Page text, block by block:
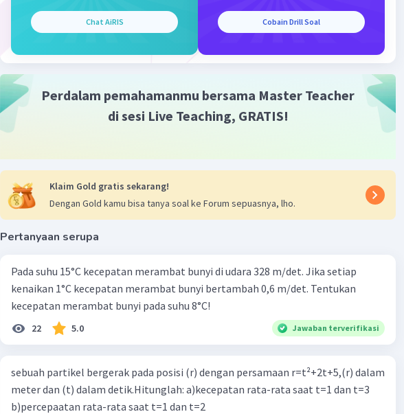
tekanan - semakin banyak udara di atas kita, semakin besar
tekanannya. Tekanan ini bervariasi dengan ketinggian (lebih rendah
di gunung tinggi, misalnya) dan juga dapat berubah dengan kondisi
tentang cuaca, karena perubahan tekanan sering kali menandakan
perubahan cuaca. Misalnya, penurunan tekanan bisa menandakan
Beri Rating·5.0(1)
Iklan
Chat AiRIS Cobain Drill Soal
Perdalam pemahamanmu bersama Master Teacher
di sesi Live Teaching, GRATIS!
Klaim Gold gratis sekarang!
Dengan Gold kamu bisa tanya soal ke Forum sepuasnya, lho.
Pertanyaan serupa
Pada suhu 15°C kecepatan merambat bunyi di udara 328 m/det. Jika setiap
kenaikan 1°C kecepatan merambat bunyi bertambah 0,6 m/det. Tentukan
kecepatan merambat bunyi pada suhu 8°C!
22 5.0 Jawaban terverifikasi
sebuah partikel bergerak pada posisi (r) dengan persamaan r=t²+2t+5,(r) dalam
meter dan (t) dalam detik.Hitunglah: a)kecepatan rata-rata saat t=1 dan t=3
b)percepaatan rata-rata saat t=1 dan t=2